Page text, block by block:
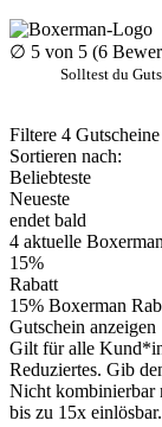
∅ 5 von 5 (6
Solltest du
Filtere 4 Gutscheine
Sortieren nach:
Beliebteste
Neueste
endet bald
4 aktuelle Boxerman
15%
Rabatt
15% Boxerman
Gutschein anzeigen
Gilt für alle
Reduziertes. Gib
Nicht kombinierbar
bis zu 15x einlösbar.